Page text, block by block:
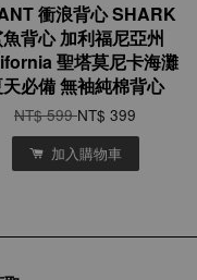
衝浪背心 SHARK
背心 加利福尼亞州
聖塔莫尼卡海灘
必備 無袖純棉背心
NT$ 599NT$ 399
加入購物車